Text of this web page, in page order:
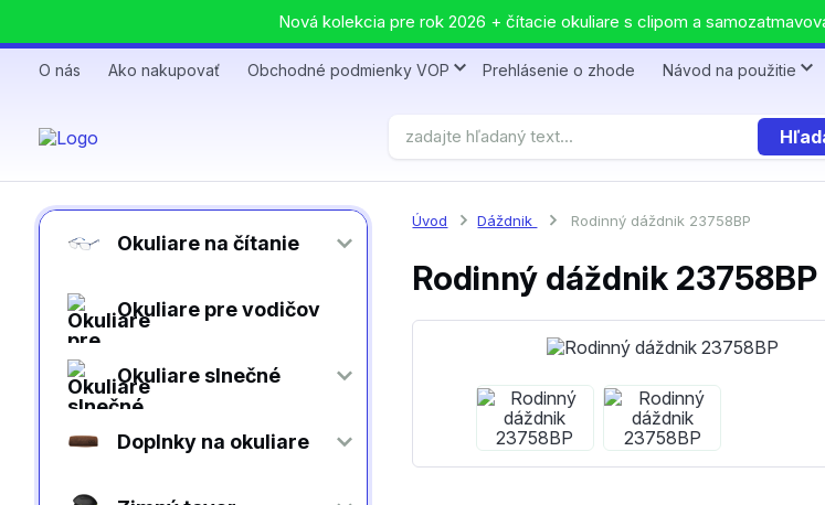
Nová kolekcia pre rok 2026 + čítacie okuliare s clipom a
O nás Ako nakupovať Obchodné podmienky VOP Prehlásenie o zhode Návod na použitie
Okuliare na čítanie
Okuliare pre vodičov
Okuliare slnečné
Doplnky na okuliare
Úvod Dáždnik Rodinný dáždnik 23758BP
Rodinný dáždnik 23758BP